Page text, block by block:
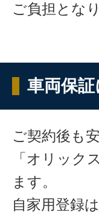
ご負担とな
車両保
ご契約後も
「オリック
ます。
自家用登録